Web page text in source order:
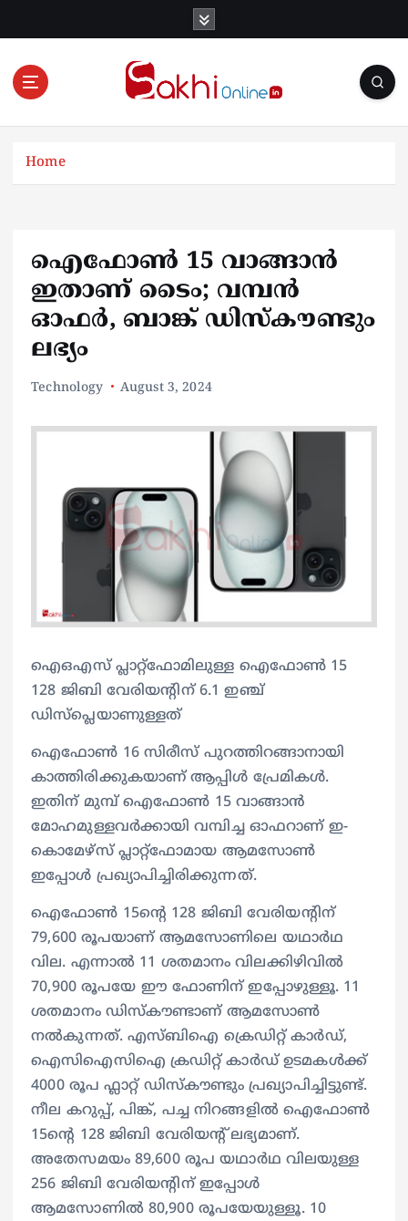
Online News Portal
Home
ഐഫോണ്‍ 15 വാങ്ങാന്‍
ഇതാണ് ടൈം; വമ്പന്‍
ഓഫര്‍, ബാങ്ക് ഡിസ്‌‌കൗണ്ടും
ലഭ്യം
Technology August 3, 2024
ഐഒഎസ് പ്ലാറ്റ്ഫോമിലുള്ള ഐഫോണ്‍ 15
128 ജിബി വേരിയന്‍റിന് 6.1 ഇഞ്ച്
ഡിസ്പ്ലെയാണുള്ളത്
ഐഫോണ്‍ 16 സിരീസ് പുറത്തിറങ്ങാനായി
കാത്തിരിക്കുകയാണ് ആപ്പിള്‍ പ്രേമികള്‍.
ഇതിന് മുമ്പ് ഐഫോണ്‍ 15 വാങ്ങാന്‍
മോഹമുള്ളവര്‍ക്കായി വമ്പിച്ച ഓഫറാണ് ഇ-
കൊമേഴ്‌സ് പ്ലാറ്റ്ഫോമായ ആമസോണ്‍
ഇപ്പോള്‍ പ്രഖ്യാപിച്ചിരിക്കുന്നത്.
ഐഫോണ്‍ 15ന്‍റെ 128 ജിബി വേരിയന്‍റിന്
79,600 രൂപയാണ് ആമസോണിലെ യഥാര്‍ഥ
വില. എന്നാല്‍ 11 ശതമാനം വിലക്കിഴിവില്‍
70,900 രൂപയേ ഈ ഫോണിന് ഇപ്പോഴുള്ളൂ. 11
ശതമാനം ഡിസ്‌കൗണ്ടാണ് ആമസോണ്‍
നല്‍കുന്നത്. എസ്‌ബിഐ ക്രെഡിറ്റ് കാര്‍ഡ്,
ഐസിഐസിഐ ക്രഡിറ്റ് കാര്‍ഡ് ഉടമകള്‍ക്ക്
4000 രൂപ ഫ്ലാറ്റ് ഡിസ്‌കൗണ്ടും പ്രഖ്യാപിച്ചിട്ടുണ്ട്.
നീല കറുപ്പ്, പിങ്ക്, പച്ച നിറങ്ങളില്‍ ഐഫോണ്‍
15ന്‍റെ 128 ജിബി വേരിയന്‍റ് ലഭ്യമാണ്.
അതേസമയം 89,600 രൂപ യഥാര്‍ഥ വിലയുള്ള
256 ജിബി വേരിയന്‍റിന് ഇപ്പോള്‍
ആമസോണില്‍ 80,900 രൂപയേയുള്ളൂ. 10